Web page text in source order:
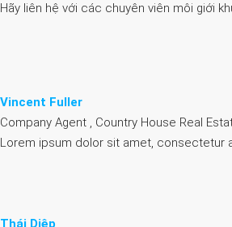
Hãy liên hệ với các chuyên viên môi giới
Vincent Fuller
Company Agent , Country House Real
Lorem ipsum dolor sit amet, consectetur
Thái Diệp